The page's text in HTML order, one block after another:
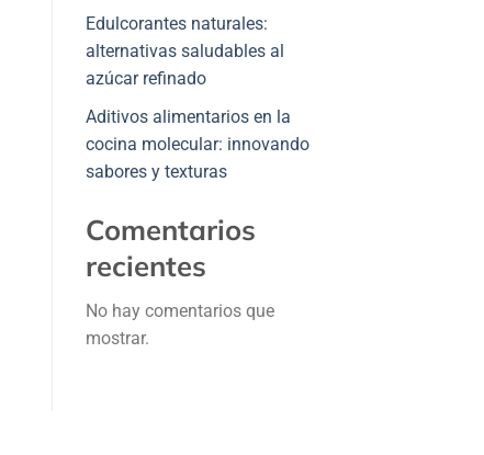
Edulcorantes naturales:
alternativas saludables al
azúcar refinado
Aditivos alimentarios en la
cocina molecular: innovando
sabores y texturas
Comentarios
recientes
No hay comentarios que
mostrar.